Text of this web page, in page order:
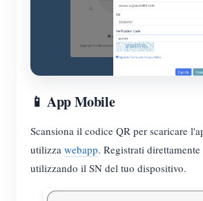
📱 App Mobile
Scansiona il codice QR per scaricare
utilizza webapp. Registrati
utilizzando il SN del tuo dispositivo.